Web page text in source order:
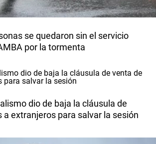
se quedaron sin el servicio
por la tormenta
dio de baja la cláusula de
a extranjeros para salvar la sesión